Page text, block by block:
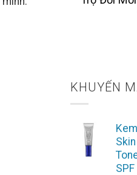
KHUYẾN